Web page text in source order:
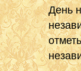
День